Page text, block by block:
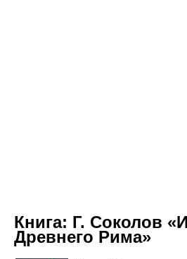
Книга: Г. Соколов
Древнего Рима»